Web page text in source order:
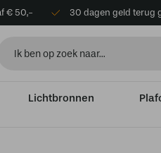
€ 50,- 30 dagen geld terug
Lichtbronnen